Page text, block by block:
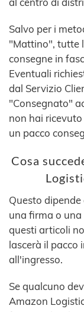
Salvo per i
"Mattino", tutte
consegne in
Eventuali
dal Servizio
"Consegnato"
non hai
un pacco
Cosa
Questo
una firma o una
questi articoli
lascerà il pacco
all'ingresso.
Se qualcuno
Amazon